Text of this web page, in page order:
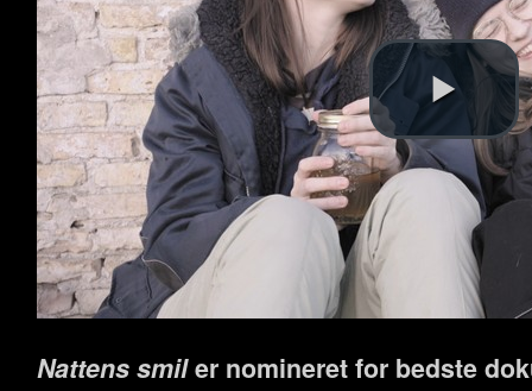
Nattens smil er nomineret for bedste